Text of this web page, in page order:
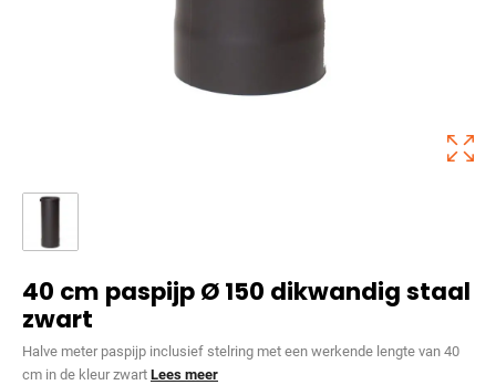
40 cm paspijp Ø 150 dikwandig staal
zwart
Halve meter paspijp inclusief stelring met een werkende lengte van 40
cm in de kleur zwart Lees meer